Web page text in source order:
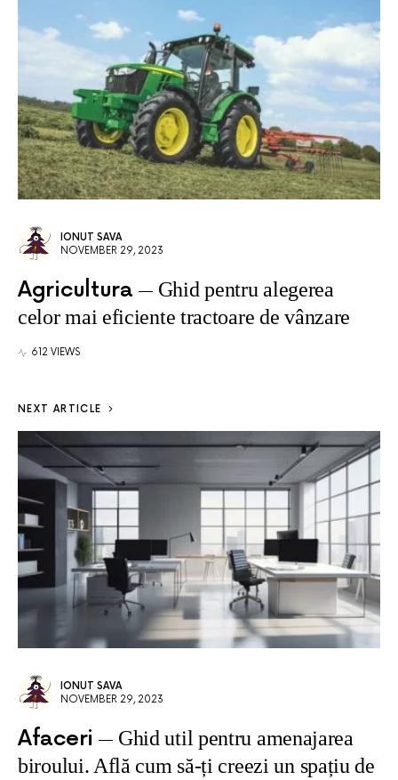
IONUT SAVA
NOVEMBER 29, 2023
Agricultura
Ghid pentru alegerea
celor mai eficiente tractoare de vânzare
612 VIEWS
NEXT ARTICLE
IONUT SAVA
NOVEMBER 29, 2023
Afaceri
Ghid util pentru amenajarea
biroului. Află cum să-ți creezi un spațiu de